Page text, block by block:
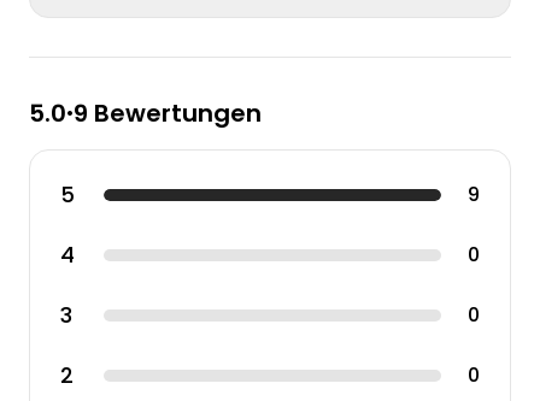
5.0•9 Bewertungen
5 9
4 0
3 0
2 0